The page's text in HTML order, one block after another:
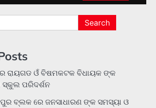
ରାୟଗଡ ଓଁ ବିଷମକଟକ ବିଧାୟକ ଙ୍କ
ପରିଦର୍ଶନ
ବ୍ଲକ ରେ ଜନସାଧାରଣ ଙ୍କ ସମସ୍ୟା ଓ